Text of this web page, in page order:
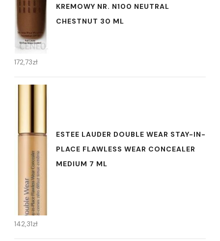
KREMOWY NR. N100 NEUTRAL
CHESTNUT 30 ML
172,73zł
ESTEE LAUDER DOUBLE WEAR STAY-IN-
PLACE FLAWLESS WEAR CONCEALER
MEDIUM 7 ML
142,31zł